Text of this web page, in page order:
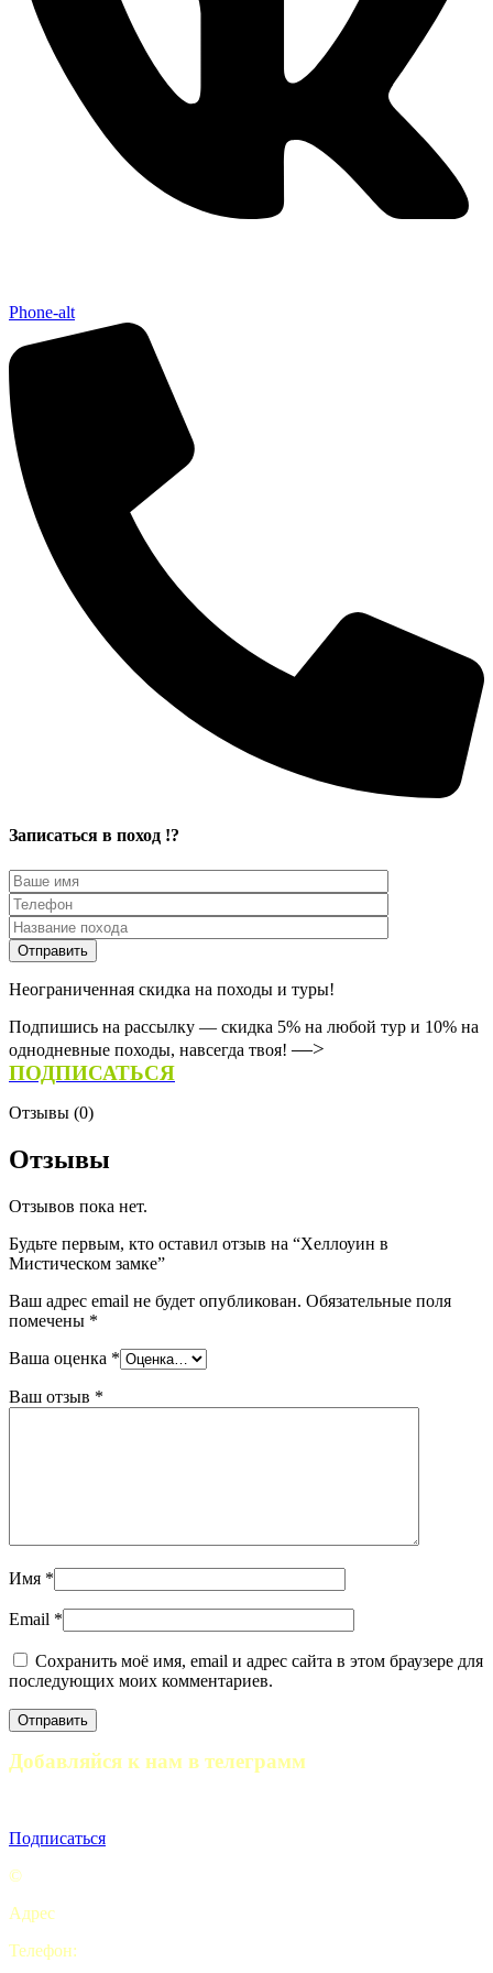
Phone-alt
Записаться в поход !?
Неограниченная скидка на походы и туры!
Подпишись на рассылку — скидка 5% на любой тур и 10% на
однодневные походы, навсегда твоя!—>
ПОДПИСАТЬСЯ
Отзывы (0)
Отзывы
Отзывов пока нет.
Будьте первым, кто оставил отзыв на “Хеллоуин в
Мистическом замке”
Ваш адрес email не будет опубликован. Обязательные поля
помечены *
Ваша оценка *
Ваш отзыв *
Имя *
Email *
Сохранить моё имя, email и адрес сайта в этом браузере для
последующих моих комментариев.
Добавляйся к нам в телеграмм
Подписаться
©
Адрес
Телефон: